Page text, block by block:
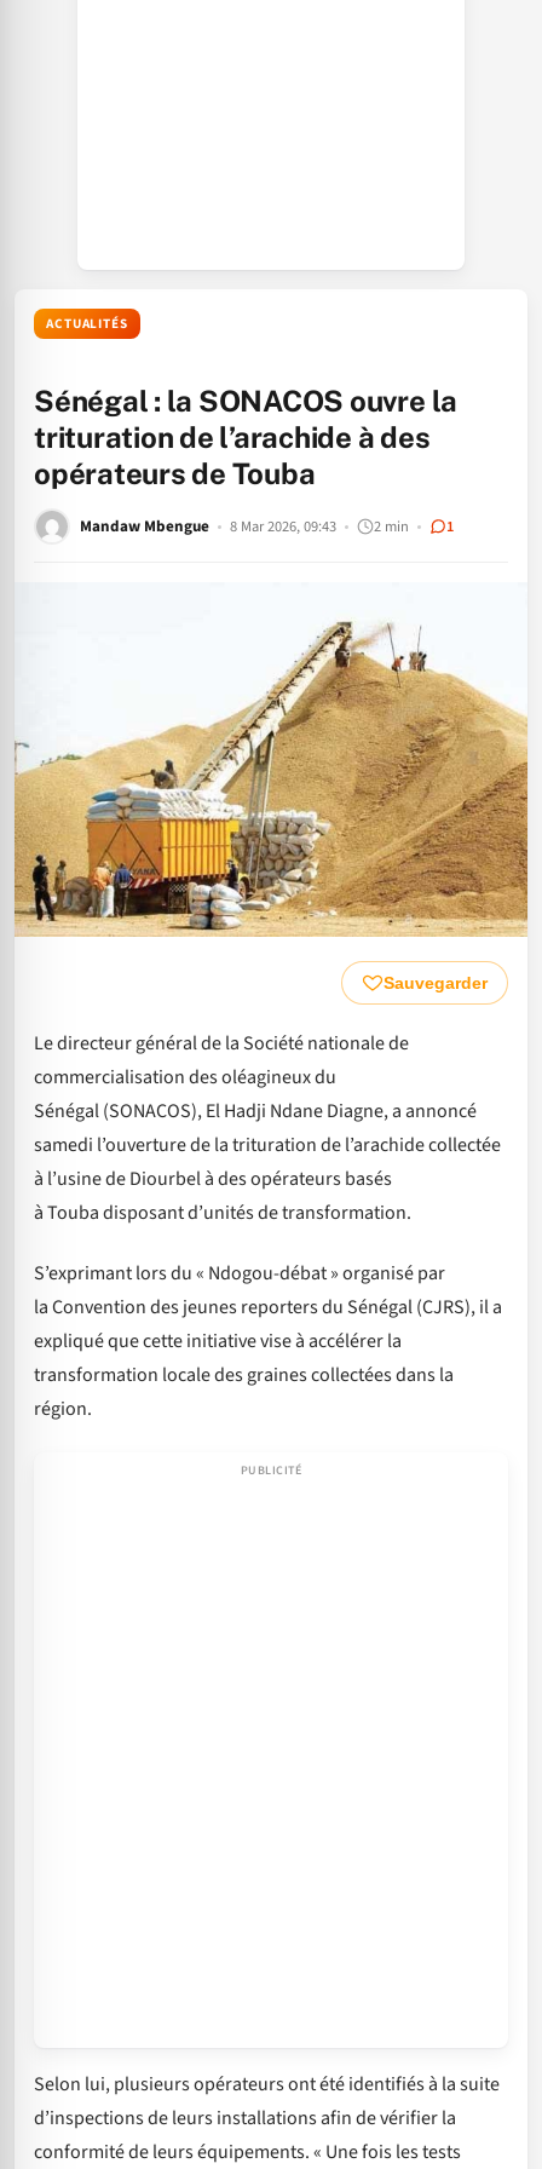
ACTUALITÉS
Sénégal : la SONACOS ouvre la
trituration de l’arachide à des
opérateurs de Touba
Mandaw Mbengue 8 Mar 2026, 09:43 2 min 1
Sauvegarder
Le directeur général de la Société nationale de
commercialisation des oléagineux du
Sénégal (SONACOS), El Hadji Ndane Diagne, a annoncé
samedi l’ouverture de la trituration de l’arachide collectée
à l’usine de Diourbel à des opérateurs basés
à Touba disposant d’unités de transformation.
S’exprimant lors du « Ndogou-débat » organisé par
la Convention des jeunes reporters du Sénégal (CJRS), il a
expliqué que cette initiative vise à accélérer la
transformation locale des graines collectées dans la
région.
Selon lui, plusieurs opérateurs ont été identifiés à la suite
d’inspections de leurs installations afin de vérifier la
conformité de leurs équipements. « Une fois les tests